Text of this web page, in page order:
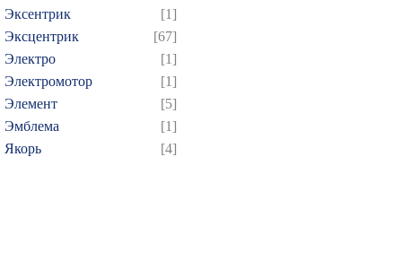
Эксентрик
[1]
Эксцентрик
[67]
Электро
[1]
Электромотор
[1]
Элемент
[5]
Эмблема
[1]
Якорь
[4]